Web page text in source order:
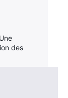
des